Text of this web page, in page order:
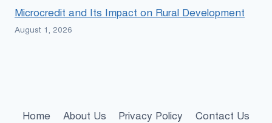
Microcredit and Its Impact on Rural Development
August 1, 2026
Home About Us Privacy Policy Contact Us